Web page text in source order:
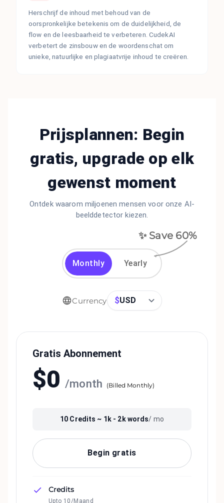
Herschrijf de inhoud met behoud van de
oorspronkelijke betekenis om de duidelijkheid, de
flow en de leesbaarheid te verbeteren. CudekAI
verbetert de zinsbouw en de woordenschat om
unieke, natuurlijke en plagiaatvrije inhoud te creëren.
Prijsplannen: Begin
gratis, upgrade op elk
gewenst moment
Ontdek waarom miljoenen mensen voor onze AI-
beelddetector kiezen.
✨ Save 60%
Monthly Yearly
Currency $USD
Gratis Abonnement
$0 /month (Billed Monthly)
10 Credits ~ 1k - 2kwords/ mo
Begin gratis
Credits
Upto 10/Maand